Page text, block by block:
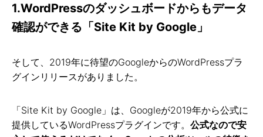
1.WordPressのダッシュボードからもデータ
確認ができる「Site Kit by Google」
そして、2019年に待望のGoogleからのWordPressプラ
グインリリースがありました。
「Site Kit by Google」は、Googleが2019年から公式に
提供しているWordPressプラグインです。 公式なので安